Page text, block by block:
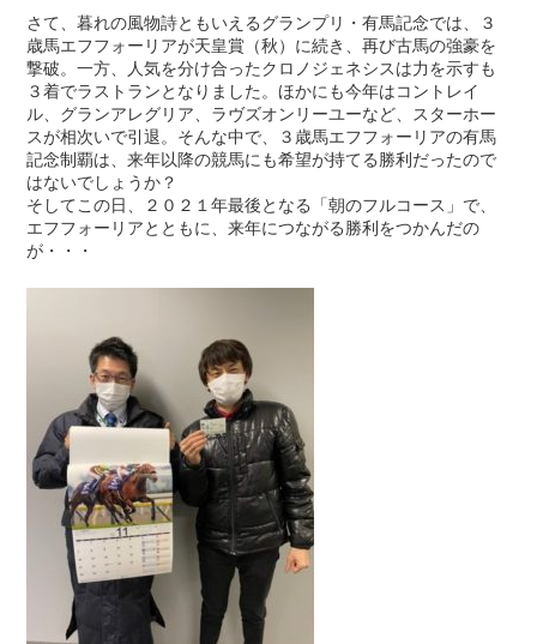
さて、暮れの風物詩ともいえるグランプリ・有馬記念では、３
歳馬エフフォーリアが天皇賞（秋）に続き、再び古馬の強豪を
撃破。一方、人気を分け合ったクロノジェネシスは力を示すも
３着でラストランとなりました。ほかにも今年はコントレイ
ル、グランアレグリア、ラヴズオンリーユーなど、スターホー
スが相次いで引退。そんな中で、３歳馬エフフォーリアの有馬
記念制覇は、来年以降の競馬にも希望が持てる勝利だったので
はないでしょうか？
そしてこの日、２０２１年最後となる「朝のフルコース」で、
エフフォーリアとともに、来年につながる勝利をつかんだの
が・・・